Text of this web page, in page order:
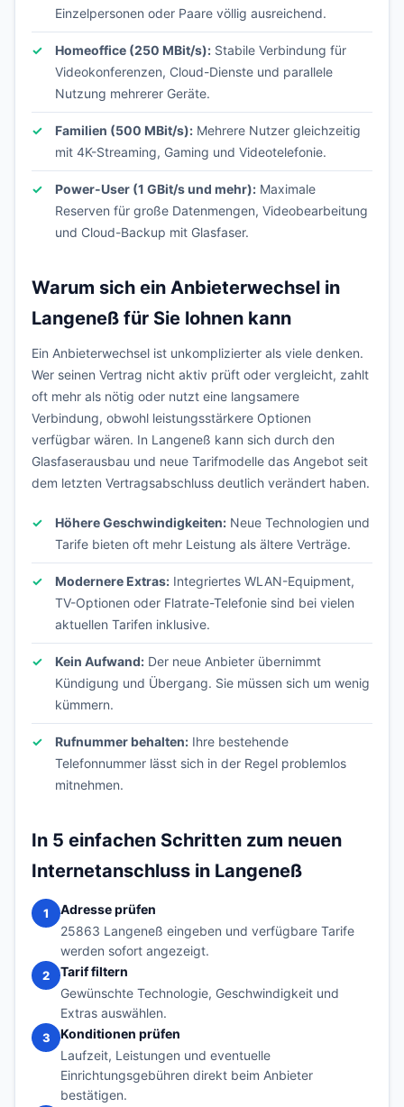
Einzelpersonen oder Paare völlig ausreichend.
Homeoffice (250 MBit/s): Stabile Verbindung für
Videokonferenzen, Cloud-Dienste und parallele
Nutzung mehrerer Geräte.
Familien (500 MBit/s): Mehrere Nutzer gleichzeitig
mit 4K-Streaming, Gaming und Videotelefonie.
Power-User (1 GBit/s und mehr): Maximale
Reserven für große Datenmengen, Videobearbeitung
und Cloud-Backup mit Glasfaser.
Warum sich ein Anbieterwechsel in
Langeneß für Sie lohnen kann
Ein Anbieterwechsel ist unkomplizierter als viele denken.
Wer seinen Vertrag nicht aktiv prüft oder vergleicht, zahlt
oft mehr als nötig oder nutzt eine langsamere
Verbindung, obwohl leistungsstärkere Optionen
verfügbar wären. In Langeneß kann sich durch den
Glasfaserausbau und neue Tarifmodelle das Angebot seit
dem letzten Vertragsabschluss deutlich verändert haben.
Höhere Geschwindigkeiten: Neue Technologien und
Tarife bieten oft mehr Leistung als ältere Verträge.
Modernere Extras: Integriertes WLAN-Equipment,
TV-Optionen oder Flatrate-Telefonie sind bei vielen
aktuellen Tarifen inklusive.
Kein Aufwand: Der neue Anbieter übernimmt
Kündigung und Übergang. Sie müssen sich um wenig
kümmern.
Rufnummer behalten: Ihre bestehende
Telefonnummer lässt sich in der Regel problemlos
mitnehmen.
In 5 einfachen Schritten zum neuen
Internetanschluss in Langeneß
1
Adresse prüfen
25863 Langeneß eingeben und verfügbare Tarife
werden sofort angezeigt.
2
Tarif filtern
Gewünschte Technologie, Geschwindigkeit und
Extras auswählen.
3
Konditionen prüfen
Laufzeit, Leistungen und eventuelle
Einrichtungsgebühren direkt beim Anbieter
bestätigen.